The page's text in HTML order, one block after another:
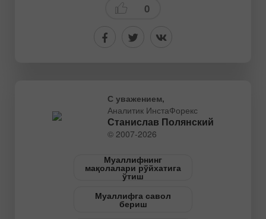
0
С уважением,
Аналитик ИнстаФорекс
Станислав Полянский
© 2007-2026
Муаллифнинг
мақолалари рўйхатига
ўтиш
Муаллифга савол
бериш